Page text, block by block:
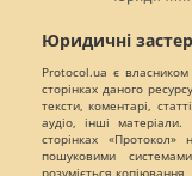
Юридичні
Protocol.ua є
сторінках даного
тексти, коментарі,
аудіо, інші
сторінках «Протокол»
пошуковими
розуміється